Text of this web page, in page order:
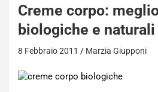
Creme corpo:
biologiche e naturali
8 Febbraio 2011 Marzia Giupponi